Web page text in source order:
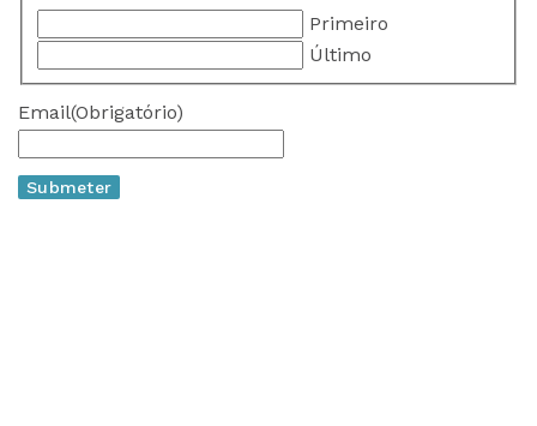
Primeiro
Último
Email(Obrigatório)